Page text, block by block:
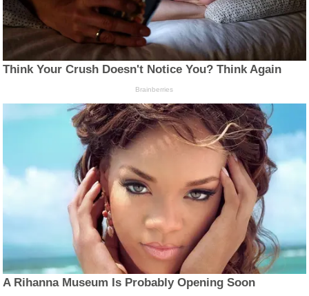
Think Your Crush Doesn't Notice You? Think Again
Brainberries
A Rihanna Museum Is Probably Opening Soon